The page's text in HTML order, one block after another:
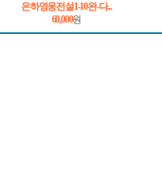
은하영웅전설1-10완-다...
60,000원